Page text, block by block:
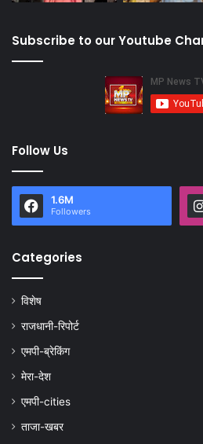
Subscribe to our Youtube
Follow Us
1.6M
Followers
Categories
विशेष
राजधानी-रिपोर्ट
एमपी-ब्रेकिंग
मेरा-देश
एमपी-cities
ताजा-खबर